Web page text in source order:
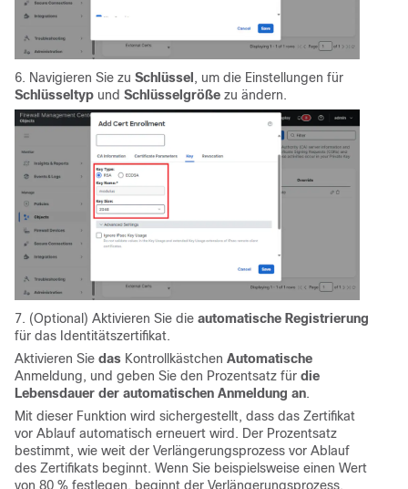
6. Navigieren Sie zu Schlüssel , um die Einstellungen für
Schlüsseltyp und Schlüsselgröße zu ändern.
7. (Optional) Aktivieren Sie die automatische Registrierung
für das Identitätszertifikat.
Aktivieren Sie das Kontrollkästchen Automatische
Anmeldung, und geben Sie den Prozentsatz für die
Lebensdauer der automatischen Anmeldung an.
Mit dieser Funktion wird sichergestellt, dass das Zertifikat
vor Ablauf automatisch erneuert wird. Der Prozentsatz
bestimmt, wie weit der Verlängerungsprozess vor Ablauf
des Zertifikats beginnt. Wenn Sie beispielsweise einen Wert
von 80 % festlegen, beginnt der Verlängerungsprozess,